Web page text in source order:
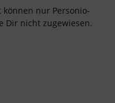
nur Personio-
Dir nicht zugewiesen.